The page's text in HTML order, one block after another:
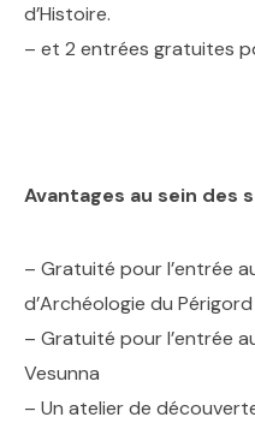
d’Histoire.
– et 2 entrées gratuites
Avantages au sein des
– Gratuité pour l’entrée
d’Archéologie du
– Gratuité pour l’entrée
Vesunna
– Un atelier de